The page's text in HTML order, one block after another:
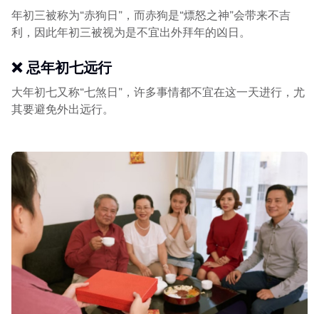
年初三被称为“赤狗日”，而赤狗是“熛怒之神”会带来不吉
利，因此年初三被视为是不宜出外拜年的凶日。
❌ 忌年初七远行
大年初七又称“七煞日”，许多事情都不宜在这一天进行，尤
其要避免外出远行。